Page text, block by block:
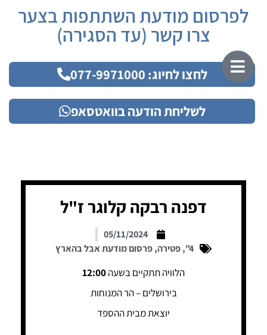
לפרסום מודעת השתתפות בצער
צרו קשר (עד הסגירה)
לחצו לחיוג: 077-9971000
לשליחת הודעה בוואטסאפ
דפנה רבקה קלוגר ז"ל
05/11/2024
4"
,פטירה,פרסום מודעת אבל בהארץ
הלוויה תתקיים בשעה12:00
בירושלים – הר המנוחות
יוצאת מבית ההספד